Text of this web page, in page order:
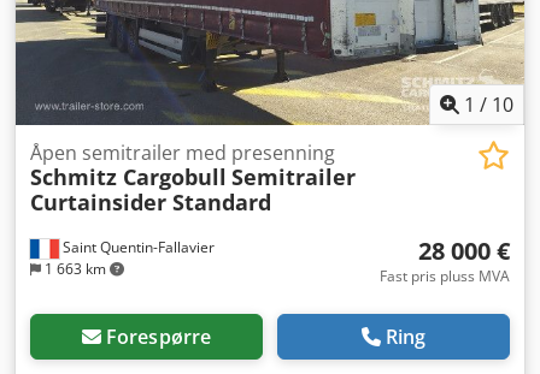
1 / 10
Saint Quentin-Fallavier
1 663 km
Åpen semitrailer med presenning
Schmitz Cargobull Semitrailer
Curtainsider Standard
28 000 €
Fast pris pluss MVA
Forespørre Ring